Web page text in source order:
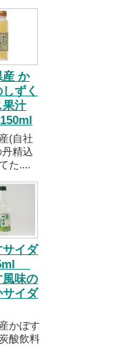
産 か
ずく
果汁
(自社
精込
た....
イダ
味の
イダ
かぼす
酸飲料